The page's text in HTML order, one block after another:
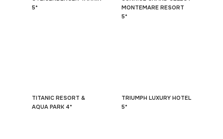
5*
MONTEMARE RESORT
5*
TITANIC RESORT &
AQUA PARK 4*
TRIUMPH LUXURY HOTEL
5*